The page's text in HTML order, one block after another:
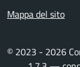
Mappa del sito
© 2023 - 2026